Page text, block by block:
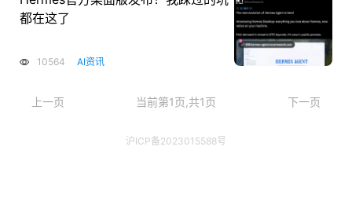
都在这了
10564 AI资讯
上一页 当前第1页,共1页 下一页
沪ICP备2023015588号